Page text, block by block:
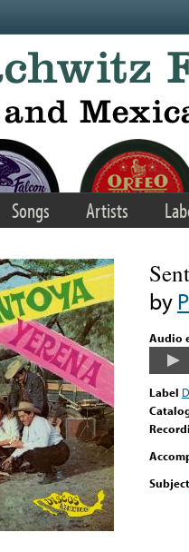
Songs Artists
by
Audio
Label